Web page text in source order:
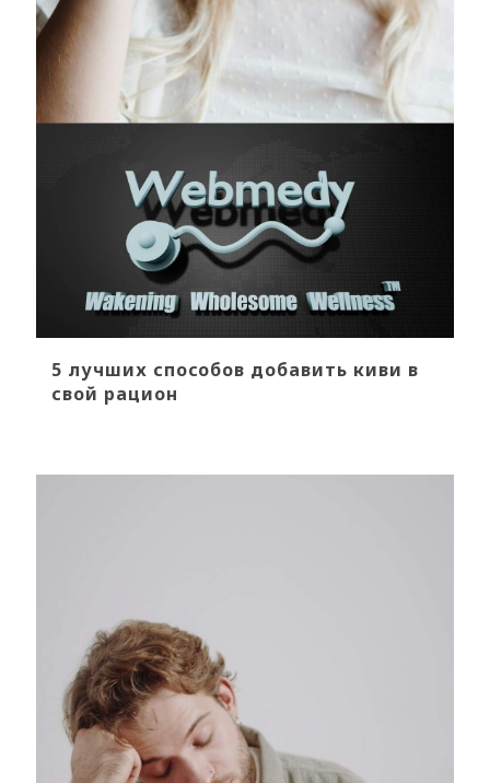
5 лучших способов добавить киви в
свой рацион